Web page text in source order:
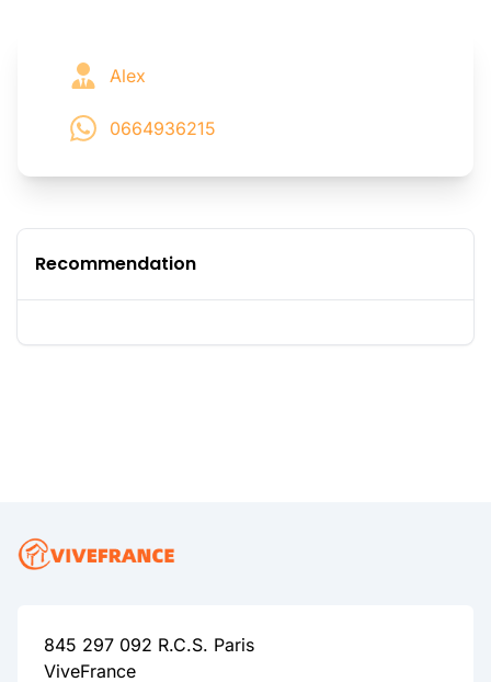
Alex
0664936215
Recommendation
845 297 092 R.C.S. Paris
ViveFrance